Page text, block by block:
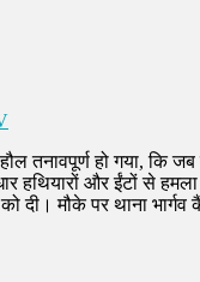
तनावपूर्ण हो गया,
और ईंटों से
दी। मौके पर थाना